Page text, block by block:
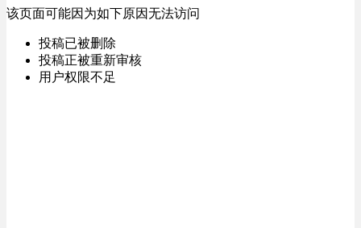
该页面可能因为如下原因无法访问
投稿已被删除
投稿正被重新审核
用户权限不足